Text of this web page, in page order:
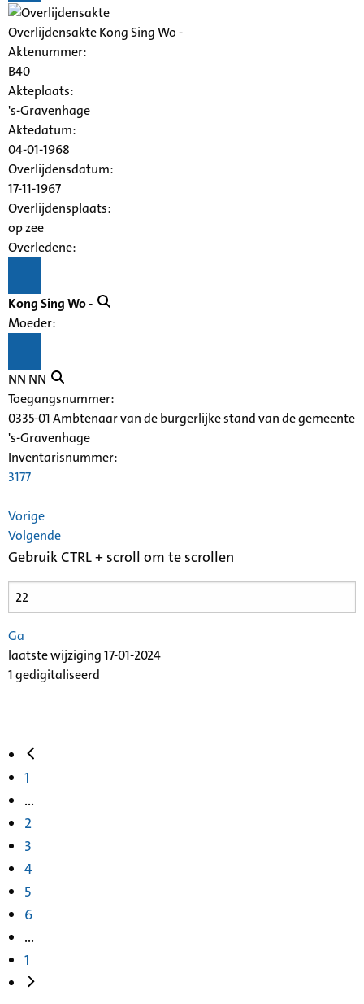
Overlijdensakte Kong Sing Wo -
Aktenummer:
B40
Akteplaats:
's-Gravenhage
Aktedatum:
04-01-1968
Overlijdensdatum:
17-11-1967
Overlijdensplaats:
op zee
Overledene:
Kong Sing Wo -
Moeder:
NN NN
Toegangsnummer:
0335-01 Ambtenaar van de burgerlijke stand van de gemeente
's-Gravenhage
Inventarisnummer:
3177
Vorige
Volgende
Gebruik CTRL + scroll om te scrollen
Ga
laatste wijziging 17-01-2024
1 gedigitaliseerd
1
...
2
3
4
5
6
...
1